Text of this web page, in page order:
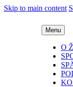
Skip to main content
Menu
O